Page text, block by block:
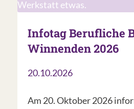
Infotag Berufliche
Winnenden 2026
20.10.2026
Am 20. Oktober 2026